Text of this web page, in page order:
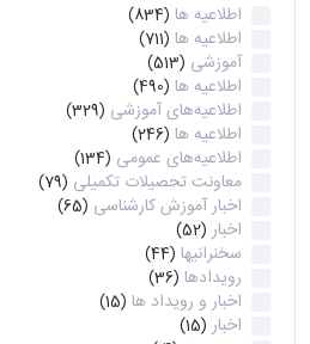
اطلاعیه ها (834)
اطلاعیه ها (711)
آموزشی (513)
اطلاعیه ها (490)
اطلاعیه‌های‌ آموزشی (329)
اطلاعیه ها (246)
اطلاعیه‌های عمومی (134)
معاونت تحصیلات تکمیلی (79)
اخبار آموزش کارشناسی (65)
اخبار (52)
سخنرانیها (44)
رویدادها (36)
اخبار و رویداد ها (15)
اخبار (15)